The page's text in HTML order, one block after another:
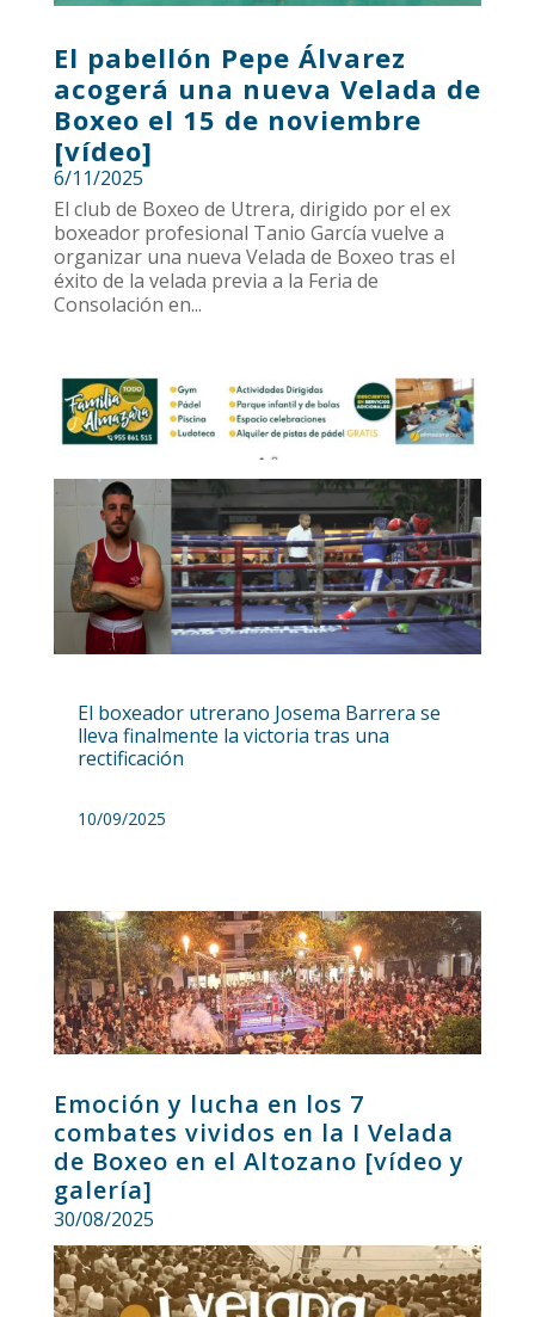
El pabellón Pepe Álvarez
acogerá una nueva Velada de
Boxeo el 15 de noviembre
[vídeo]
6/11/2025
El club de Boxeo de Utrera, dirigido por el ex
boxeador profesional Tanio García vuelve a
organizar una nueva Velada de Boxeo tras el
éxito de la velada previa a la Feria de
Consolación en...
El boxeador utrerano Josema Barrera se
lleva finalmente la victoria tras una
rectificación
10/09/2025
Emoción y lucha en los 7
combates vividos en la I Velada
de Boxeo en el Altozano [vídeo y
galería]
30/08/2025